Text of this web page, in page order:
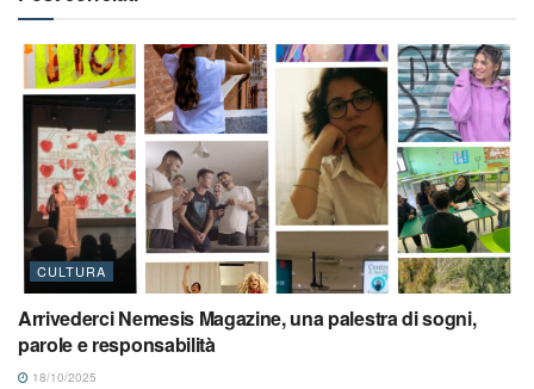
CULTURA
Arrivederci Nemesis Magazine, una palestra di sogni,
parole e responsabilità
18/10/2025